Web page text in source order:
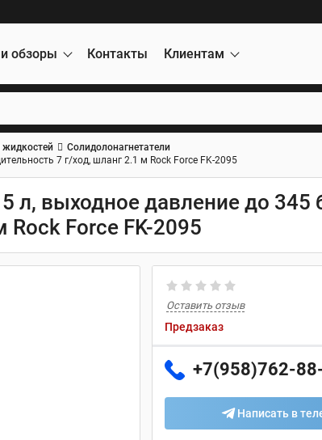
обзоры Контакты Клиентам
Солидолонагнетатели
7 г/ход, шланг 2.1 м Rock Force FK-2095
л, выходное давление до 345
Rock Force FK-2095
Оставить отзыв
Предзаказ
+7(958)762-
Написать в